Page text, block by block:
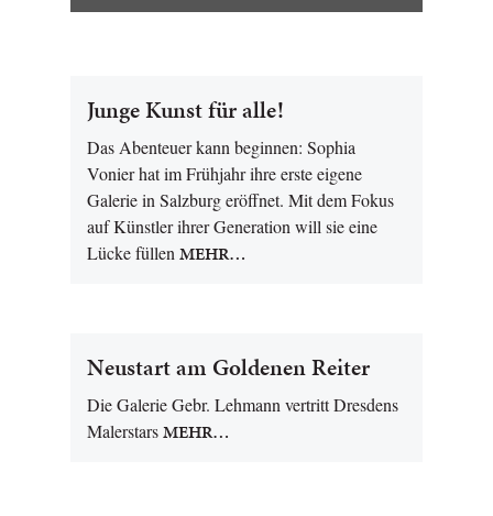
Junge Kunst für alle !
Das Abenteuer kann beginnen: Sophia
Vonier hat im Frühjahr ihre erste eigene
Galerie in Salzburg eröffnet. Mit dem Fokus
auf Künstler ihrer Generation will sie eine
Lücke füllen MEHR…
Neustart am Goldenen Reiter
Die Galerie Gebr. Lehmann vertritt Dresdens
MalerstarsMEHR…